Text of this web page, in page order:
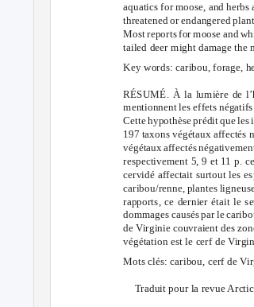
aquatics for moose, and
threatened or endangered
Most reports for moose and
tailed deer might damage the
Key words: caribou, forage,
RÉSUMÉ. À la lumière de
mentionnent les effets
Cette hypothèse prédit que les
197 taxons végétaux affectés
végétaux affectés
respectivement 5, 9 et 11 p.
cervidé affectait surtout les
caribou/renne, plantes
rapports, ce dernier était le
dommages causés par le
de Virginie couvraient des
végétation est le cerf de
Mots clés: caribou, cerf de
Traduit pour la revue